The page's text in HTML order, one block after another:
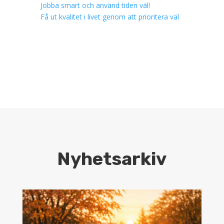
Jobba smart och använd tiden väl!
Få ut kvalitet i livet genom att prioritera väl
Nyhetsarkiv